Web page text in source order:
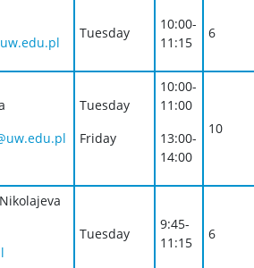
Tuesday
10:00-
11:15
6
Tuesday
Friday
10:00-
11:00
13:00-
14:00
10
Tuesday
9:45-
11:15
6